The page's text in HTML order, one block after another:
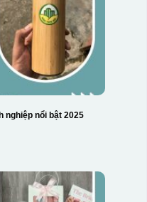
nghiệp nổi bật 2025